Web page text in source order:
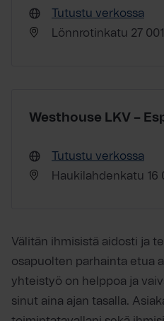
Tutustu verkossa
Lönnrotinkatu 27
Westhouse LKV –
Tutustu verkossa
Haukilahdenkatu 16
Välitän ihmisistä aidosti ja
osapuolten parhainta etua
yhteistyö on helppoa ja
sinut aina ajan tasalla.